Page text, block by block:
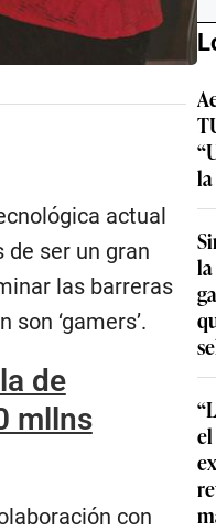
actual
de ser un gran
las barreras
‘gamers’.
de
mllns
con